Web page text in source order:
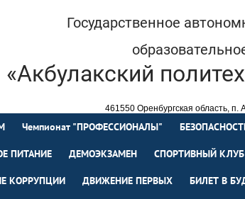
Государственное
«Акбулакский
461550 Оренбургская область, п.
Чемпионат "ПРОФЕССИОНАЛЫ"
ПИТАНИЕ ДЕМОЭКЗАМЕН СПОРТИВНЫЙ КЛУБ
КОРРУПЦИИ ДВИЖЕНИЕ ПЕРВЫХ БИЛЕТ В